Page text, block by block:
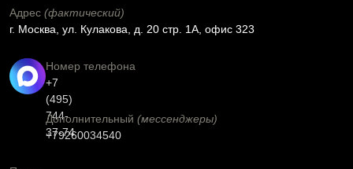
Адрес (фактический)
г. Москва, ул. Кулакова, д. 20 стр. 1А, офис 323
Номер телефона
+7
(495)
744-
37-74
Дополнительный (мессенджеры)
+79260034540